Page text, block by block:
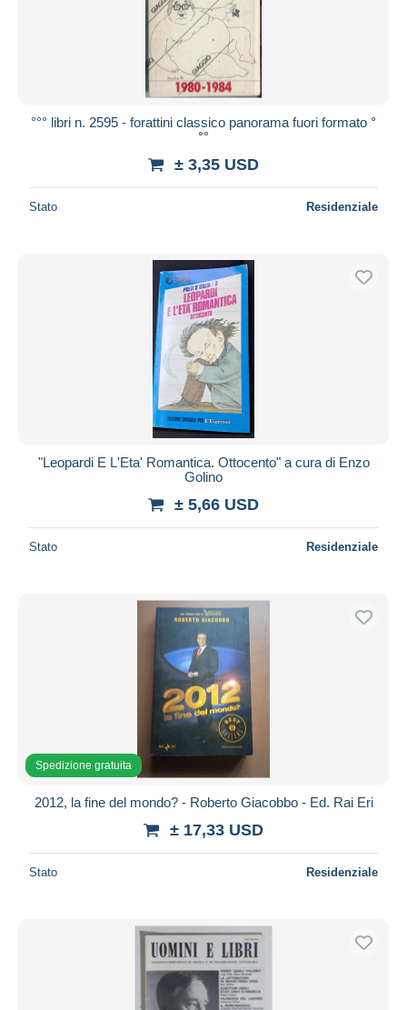
°°° libri n. 2595 - forattini classico panorama fuori formato °
°°
± 3,35 USD
Stato Residenziale
"Leopardi E L'Eta' Romantica. Ottocento" a cura di Enzo
Golino
± 5,66 USD
Stato Residenziale
Spedizione gratuita
2012, la fine del mondo? - Roberto Giacobbo - Ed. Rai Eri
± 17,33 USD
Stato Residenziale